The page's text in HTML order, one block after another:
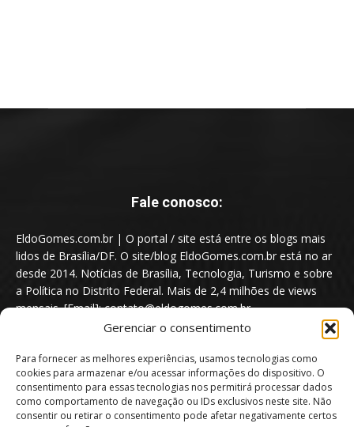
Gerenciar o consentimento
Para fornecer as melhores experiências, usamos tecnologias como
cookies para armazenar e/ou acessar informações do dispositivo. O
consentimento para essas tecnologias nos permitirá processar dados
como comportamento de navegação ou IDs exclusivos neste site. Não
consentir ou retirar o consentimento pode afetar negativamente certos
Fale conosco:
EldoGomes.com.br | O portal / site está entre os blogs mais
lidos de Brasília/DF. O site/blog EldoGomes.com.br está no ar
desde 2014. Notícias de Brasília, Tecnologia, Turismo e sobre
a Política no Distrito Federal. Mais de 2,4 milhões de views
mensais. [Email]: contato@eldogomes.com.br